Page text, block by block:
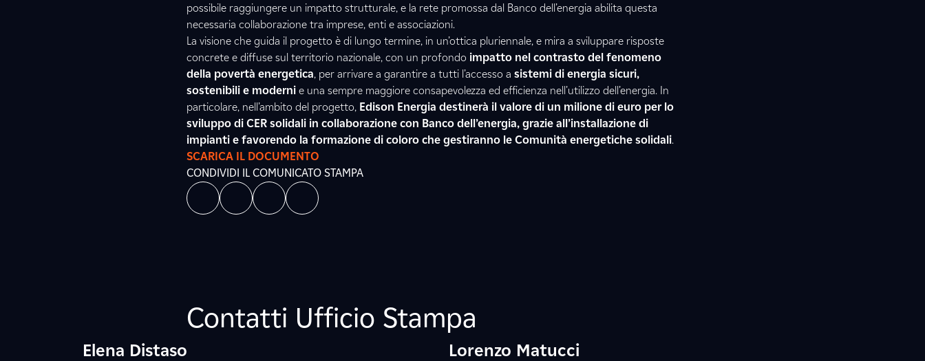
possibile raggiungere un impatto strutturale, e la rete promossa dal Banco dell’energia abilita questa
necessaria collaborazione tra imprese, enti e associazioni.
La visione che guida il progetto è di lungo termine, in un’ottica pluriennale, e mira a sviluppare risposte
concrete e diffuse sul territorio nazionale, con un profondo impatto nel contrasto del fenomeno
della povertà energetica, per arrivare a garantire a tutti l’accesso a sistemi di energia sicuri,
sostenibili e moderni e una sempre maggiore consapevolezza ed efficienza nell’utilizzo dell’energia. In
particolare, nell’ambito del progetto, Edison Energia destinerà il valore di un milione di euro per lo
sviluppo di CER solidali in collaborazione con Banco dell’energia, grazie all’installazione di
impianti e favorendo la formazione di coloro che gestiranno le Comunità energetiche solidali.
SCARICA IL DOCUMENTO
CONDIVIDI IL COMUNICATO STAMPA
Contatti Ufficio Stampa
Elena Distaso Lorenzo Matucci